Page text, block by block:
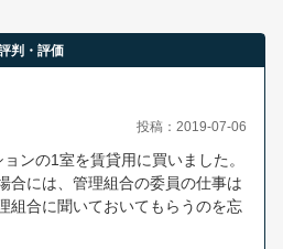
判・評価
投稿：2019-07-06
ンの1室を賃貸用に買いました。
合には、管理組合の委員の仕事は
組合に聞いておいてもらうのを忘